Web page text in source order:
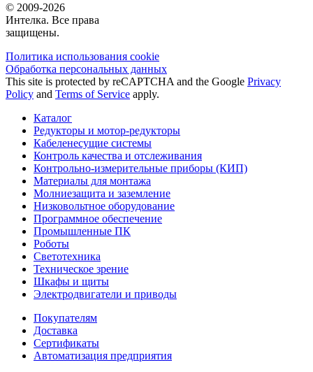
© 2009-2026
Интелка. Все права
защищены.
Политика использования сookie
Обработка персональных данных
This site is protected by reCAPTCHA and the Google Privacy
Policy and Terms of Service apply.
Каталог
Редукторы и мотор-редукторы
Кабеленесущие системы
Контроль качества и отслеживания
Контрольно-измерительные приборы (КИП)
Материалы для монтажа
Молниезащита и заземление
Низковольтное оборудование
Программное обеспечение
Промышленные ПК
Роботы
Светотехника
Техническое зрение
Шкафы и щиты
Электродвигатели и приводы
Покупателям
Доставка
Сертификаты
Автоматизация предприятия